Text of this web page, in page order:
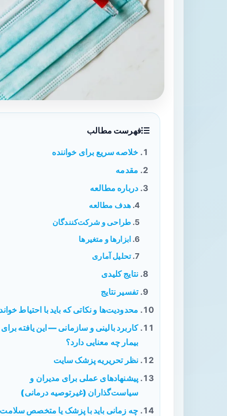
فهرست مطالب
خلاصه سریع برای خواننده
مقدمه
درباره مطالعه
هدف مطالعه
طراحی و شرکت‌کنندگان
ابزارها و متغیرها
تحلیل آماری
نتایج کلیدی
تفسیر نتایج
محدودیت‌ها و نکاتی که باید با احتیاط خواند
کاربرد بالینی و سازمانی — این یافته برای
بیمار چه معنایی دارد؟
نظر تحریریه پزشک سایت
پیشنهادهای عملی برای مدیران و
سیاست‌گذاران (غیرتوصیه درمانی)
چه زمانی باید با پزشک یا متخصص سلامت